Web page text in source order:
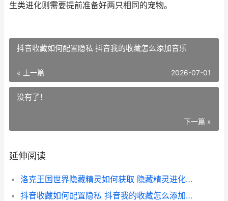
生类进化则需要提前准备好两只相同的宠物。
抖音收藏如何配置隐私 抖音我的收藏怎么添加音乐
« 上一篇 2026-07-01
没有了！
下一篇 »
延伸阅读
洛克王国世界隐藏精灵如何获取 隐藏精灵进化图 洛克王国世界隐秘滩涂
抖音收藏如何配置隐私 抖音我的收藏怎么添加音乐